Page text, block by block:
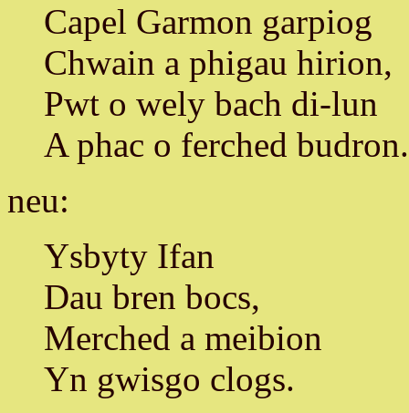
Capel Garmon garpiog
Chwain a phigau hirion,
Pwt o wely bach di-lun
A phac o ferched budron.
neu:
Ysbyty Ifan
Dau bren bocs,
Merched a meibion
Yn gwisgo clogs.